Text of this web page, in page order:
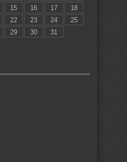
15 16 17
18
22 23 24
25
29 30
31